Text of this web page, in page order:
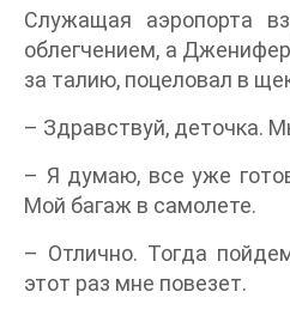
Служащая аэропорта
облегчением, а
за талию, поцеловал в
– Здравствуй, деточка.
– Я думаю, все уже
Мой багаж в самолете.
– Отлично. Тогда
этот раз мне повезет.